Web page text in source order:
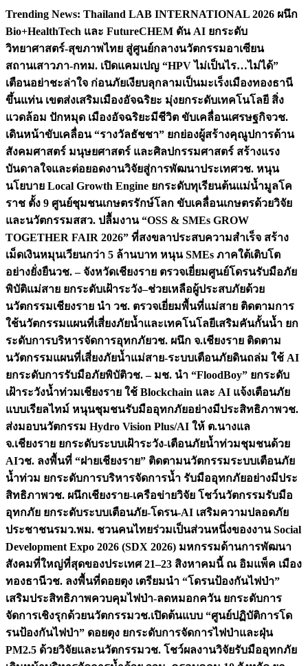
Skip
content
Trending News: Thailand LAB INTERNATIONAL 2026 ผนึก
Bio+HealthTech และ FutureCHEM ดัน AI ยกระดับ
วิทยาศาสตร์-สุขภาพไทย สู่ศูนย์กลางนวัตกรรมอาเซียน
สถานเสาวภา-กทม. เปิดแคมเปญ “HPV ไม่เป็นไร…ไม่ได้”
เตือนอย่าชะล่าใจ ก่อนภัยเงียบลุกลามเป็นมะเร็งเมืองทองธานี
ขึ้นแท่น เขตส่งเสริมเมืองอัจฉริยะ มุ่งยกระดับเทคโนโลยี สิ่ง
แวดล้อม ปักหมุด เมืองอัจฉริยะมีชีวิต ขับเคลื่อนเศรษฐกิจวช.
เดินหน้าขับเคลื่อน “รางวัลธัชชา” ยกย่องผู้สร้างคุณูปการด้าน
สังคมศาสตร์ มนุษยศาสตร์ และศิลปกรรมศาสตร์ สร้างแรง
บันดาลใจและต่อยอดงานวิจัยสู่การพัฒนาประเทศวช. หนุน
นโยบาย Local Growth Engine ยกระดับทุเรียนต้นแม่น้ำมูลโค
ราช ตั้ง 9 ศูนย์ชุมชนเกษตรรักษ์โลก ขับเคลื่อนเกษตรด้วยวิจัย
และนวัตกรรมสสว. ปลื้มงาน “OSS & SMEs GROW
TOGETHER FAIR 2026” ที่สงขลาประสบความสำเร็จ สร้าง
เม็ดเงินหมุนเวียนกว่า 5 ล้านบาท หนุน SMEs ภาคใต้เติบโต
อย่างยั่งยืนวช. – จังหวัดเชียงราย ตรวจเยี่ยมศูนย์โดรนรับมือภัย
พิบัติแม่สาย ยกระดับเฝ้าระวัง–ช่วยเหลือผู้ประสบภัยด้วย
นวัตกรรมเชียงราย นำ วช. ตรวจเยี่ยมพื้นที่แม่สาย ติดตามการ
ใช้นวัตกรรมแผนที่เสี่ยงภัยน้ำและเทคโนโลยีเสริมคันกั้นน้ำ ยก
ระดับการบริหารจัดการอุทกภัยวช. ผนึก จ.เชียงราย ติดตาม
นวัตกรรมแผนที่เสี่ยงภัยน้ำแม่สาย-ระบบเตือนภัยดินถล่ม ใช้ AI
ยกระดับการรับมือภัยพิบัติวช. – มช. นำ “FloodBoy” ยกระดับ
เฝ้าระวังน้ำท่วมเชียงราย ใช้ Blockchain และ AI แจ้งเตือนภัย
แบบเรียลไทม์ หนุนชุมชนรับมืออุทกภัยอย่างมีประสิทธิภาพวช.
ส่งมอบนวัตกรรม Hydro Vision Plus/AI ให้ ต.นางแล
จ.เชียงราย ยกระดับระบบเฝ้าระวัง-เตือนภัยน้ำท่วมชุมชนด้วย
AIวช. ลงพื้นที่ “ฝายเชียงราย” ติดตามนวัตกรรมระบบเตือนภัย
น้ำท่วม ยกระดับการบริหารจัดการน้ำ รับมืออุทกภัยอย่างมีประ
สิทธิภาพวช. ผนึกเชียงราย-เครือข่ายวิจัย โชว์นวัตกรรมรับมือ
อุทกภัย ยกระดับระบบเตือนภัย-โดรน-AI เสริมความปลอดภัย
ประชาชนรมว.พม. ชวนคนไทยร่วมเป็นส่วนหนึ่งของงาน Social
Development Expo 2026 (SDX 2026) มหกรรมด้านการพัฒนา
สังคมที่ใหญ่ที่สุดของประเทศ 21–23 สิงหาคมนี้ ณ อิมแพ็ค เมือง
ทองธานีวช. ลงพื้นที่ดอยตุง เตรียมนำ “โดรนป้องกันไฟป่า”
เสริมประสิทธิภาพควบคุมไฟป่า-ลดหมอกควัน ยกระดับการ
จัดการเชิงรุกด้วยนวัตกรรมวช.เปิดต้นแบบ “ศูนย์ปฏิบัติการโด
รนป้องกันไฟป่า” ดอยตุง ยกระดับการจัดการไฟป่าและฝุ่น
PM2.5 ด้วยวิจัยและนวัตกรรมวช. โชว์ผลงานวิจัยรับมืออุทกภัย